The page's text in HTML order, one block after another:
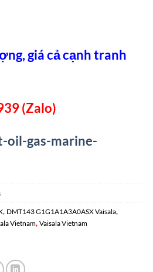
giá cả cạnh tranh
(Zalo)
oil-gas-marine-
, DMT143 G1G1A1A3A0ASX Vaisala,
Vietnam, Vaisala Vietnam